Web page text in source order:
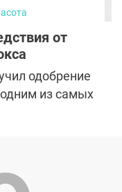
от
одобрение
одним из самых